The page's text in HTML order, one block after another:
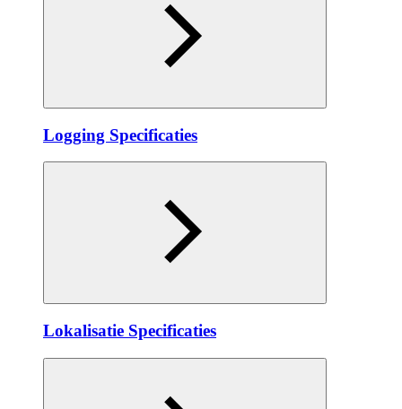
Logging Specificaties
Lokalisatie Specificaties